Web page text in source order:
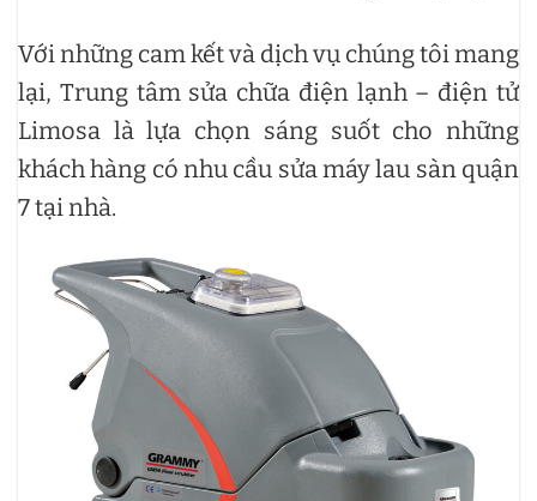
Với những cam kết và dịch vụ chúng tôi mang
lại, Trung tâm sửa chữa điện lạnh – điện tử
Limosa là lựa chọn sáng suốt cho những
khách hàng có nhu cầu sửa máy lau sàn quận
7 tại nhà.